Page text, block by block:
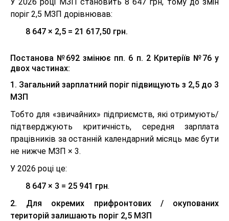
поріг 2,5 МЗП дорівнював:
8 647 × 2,5 = 21 617,50 грн.
Постанова №692 змінює пп. 6 п. 2 Критеріїв №76 у
двох частинах:
1. Загальний зарплатний поріг підвищують з 2,5 до 3
МЗП
Тобто для «звичайних» підприємств, які отримують/
підтверджують критичність, середня зарплата
працівників за останній календарний місяць має бути
не нижче МЗП × 3.
У 2026 році це:
8 647 × 3 = 25 941 грн.
2. Для окремих прифронтових / окупованих
територій залишають поріг 2,5 МЗП